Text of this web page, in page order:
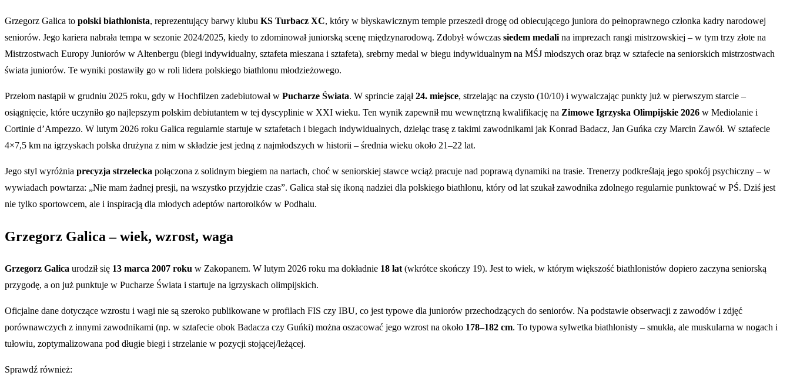
Grzegorz Galica to polski biathlonista, reprezentujący barwy klubu KS Turbacz XC, który w błyskawicznym tempie przeszedł drogę od obiecującego juniora do pełnoprawnego członka kadry narodowej
seniorów. Jego kariera nabrała tempa w sezonie 2024/2025, kiedy to zdominował juniorską scenę międzynarodową. Zdobył wówczas siedem medali na imprezach rangi mistrzowskiej – w tym trzy złote na
Mistrzostwach Europy Juniorów w Altenbergu (biegi indywidualny, sztafeta mieszana i sztafeta), srebrny medal w biegu indywidualnym na MŚJ młodszych oraz brąz w sztafecie na seniorskich mistrzostwach
świata juniorów. Te wyniki postawiły go w roli lidera polskiego biathlonu młodzieżowego.
Przełom nastąpił w grudniu 2025 roku, gdy w Hochfilzen zadebiutował w Pucharze Świata. W sprincie zajął24. miejsce, strzelając na czysto (10/10) i wywalczając punkty już w pierwszym starcie –
osiągnięcie, które uczyniło go najlepszym polskim debiutantem w tej dyscyplinie w XXI wieku. Ten wynik zapewnił mu wewnętrzną kwalifikację na Zimowe Igrzyska Olimpijskie 2026 w Mediolanie i
Cortinie d’Ampezzo. W lutym 2026 roku Galica regularnie startuje w sztafetach i biegach indywidualnych, dzieląc trasę z takimi zawodnikami jak Konrad Badacz, Jan Guńka czy Marcin Zawół. W sztafecie
4×7,5 km na igrzyskach polska drużyna z nim w składzie jest jedną z najmłodszych w historii – średnia wieku około 21–22 lat.
Jego styl wyróżnia precyzja strzelecka połączona z solidnym biegiem na nartach, choć w seniorskiej stawce wciąż pracuje nad poprawą dynamiki na trasie. Trenerzy podkreślają jego spokój psychiczny – w
wywiadach powtarza: „Nie mam żadnej presji, na wszystko przyjdzie czas”. Galica stał się ikoną nadziei dla polskiego biathlonu, który od lat szukał zawodnika zdolnego regularnie punktować w PŚ. Dziś jest
nie tylko sportowcem, ale i inspiracją dla młodych adeptów nartorolków w Podhalu.
Grzegorz Galica – wiek, wzrost, waga
Grzegorz Galica urodził się 13 marca 2007 roku w Zakopanem. W lutym 2026 roku ma dokładnie 18 lat(wkrótce skończy 19). Jest to wiek, w którym większość biathlonistów dopiero zaczyna seniorską
przygodę, a on już punktuje w Pucharze Świata i startuje na igrzyskach olimpijskich.
Oficjalne dane dotyczące wzrostu i wagi nie są szeroko publikowane w profilach FIS czy IBU, co jest typowe dla juniorów przechodzących do seniorów. Na podstawie obserwacji z zawodów i zdjęć
porównawczych z innymi zawodnikami (np. w sztafecie obok Badacza czy Guńki) można oszacować jego wzrost na około 178–182 cm. To typowa sylwetka biathlonisty – smukła, ale muskularna w nogach i
tułowiu, zoptymalizowana pod długie biegi i strzelanie w pozycji stojącej/leżącej.
Sprawdź również: